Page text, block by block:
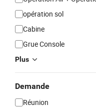
opération sol
Cabine
Grue Console
Plus
Demande
Réunion